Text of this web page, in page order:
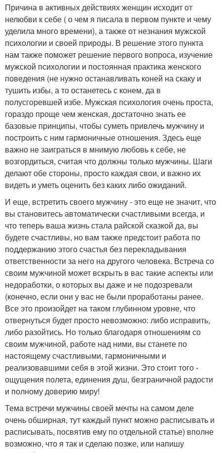
Причина в активных действиях женщин исходит от
нелюбви к себе ( о чем я писала в первом пункте и чему
уделила много времени), а также от незнания мужской
психологии и своей природы. В решение этого пункта
нам также поможет решение первого вопроса, изучение
мужской психологии и постоянная практика женского
поведения (не нужно останавливать коней на скаку и
тушить избы, а то останетесь с конем, да в
полусгоревшей избе. Мужская психология очень проста,
гораздо проще чем женская, достаточно знать ее
базовые принципы, чтобы суметь привлечь мужчину и
построить с ним гармоничные отношения. Здесь еще
важно не заиграться в мнимую любовь к себе, не
возгордиться, считая что должны только мужчины. Шаги
делают обе стороны, просто каждая свои, и важно их
видеть и уметь оценить без каких либо ожиданий.
И еще, встретить своего мужчину - это еще не значит, что
вы становитесь автоматически счастливыми всегда, и
что теперь ваша жизнь стала райской сказкой да, вы
будете счастливы, но вам также предстоит работа по
поддержанию этого счастья без перекладывания
ответственности за него на другого человека. Встреча со
своим мужчиной может вскрыть в вас такие аспекты или
недоработки, о которых вы даже и не подозревали
(конечно, если они у вас не были проработаны ранее.
Все это произойдет на таком глубинном уровне, что
отвернуться будет просто невозможно: либо исправить,
либо разойтись. Но только благодаря отношениям со
своим мужчиной, работе над ними, вы станете по
настоящему счастливыми, гармоничными и
реализовавшими себя в этой жизни. Это стоит того -
ощущения полета, единения душ, безграничной радости
и полному доверию миру!
Тема встречи мужчины своей мечты на самом деле
очень обширная, тут каждый пункт можно расписывать и
расписывать, посвятив ему по отдельной статье) вполне
возможно, что я так и сделаю позже, или напишу